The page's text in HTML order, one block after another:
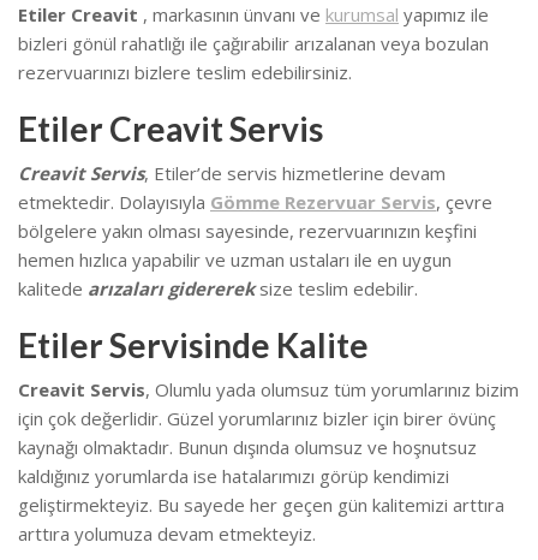
Etiler Creavit , markasının ünvanı ve kurumsal yapımız ile
bizleri gönül rahatlığı ile çağırabilir arızalanan veya bozulan
rezervuarınızı bizlere teslim edebilirsiniz.
Etiler Creavit Servis
Creavit Servis, Etiler’de servis hizmetlerine devam
etmektedir. Dolayısıyla Gömme Rezervuar Servis, çevre
bölgelere yakın olması sayesinde, rezervuarınızın keşfini
hemen hızlıca yapabilir ve uzman ustaları ile en uygun
kalitede arızaları giderereksize teslim edebilir.
Etiler Servisinde Kalite
Creavit Servis, Olumlu yada olumsuz tüm yorumlarınız bizim
için çok değerlidir. Güzel yorumlarınız bizler için birer övünç
kaynağı olmaktadır. Bunun dışında olumsuz ve hoşnutsuz
kaldığınız yorumlarda ise hatalarımızı görüp kendimizi
geliştirmekteyiz. Bu sayede her geçen gün kalitemizi arttıra
arttıra yolumuza devam etmekteyiz.